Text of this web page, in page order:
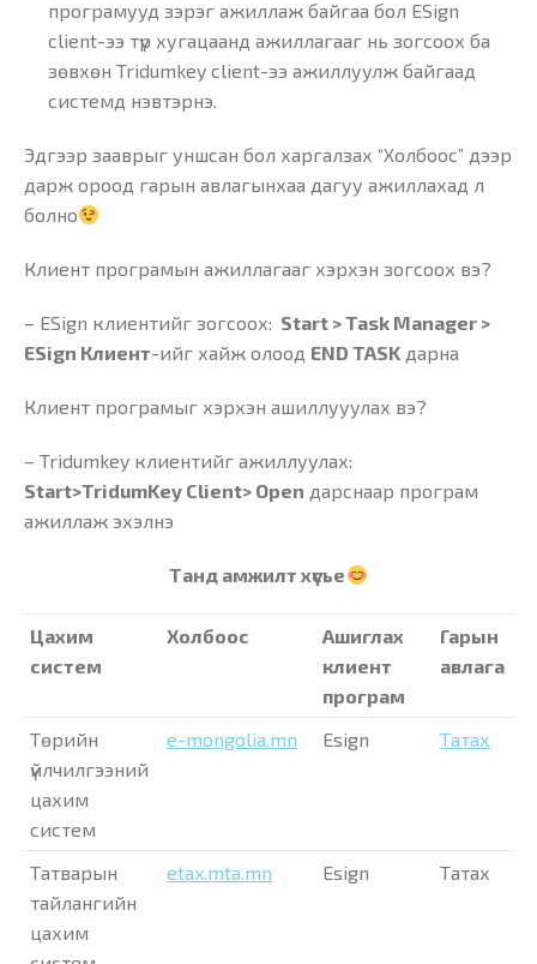
програмууд зэрэг ажиллаж байгаа бол ESign
client-ээ түр хугацаанд ажиллагааг нь зогсоох ба
зөвхөн Tridumkey client-ээ ажиллуулж байгаад
системд нэвтэрнэ.
Эдгээр зааврыг уншсан бол харгалзах “Холбоос” дээр
дарж ороод гарын авлагынхаа дагуу ажиллахад л
болно
Клиент програмын ажиллагааг хэрхэн зогсоох вэ?
– ESign клиентийг зогсоох: Start > Task Manager >
ESign Клиент-ийг хайж олоод END TASK дарна
Клиент програмыг хэрхэн ашиллууулах вэ?
– Tridumkey клиентийг ажиллуулах:
Start>TridumKey Client> Open дарснаар програм
ажиллаж эхэлнэ
Танд амжилт хүсье
Цахим
систем
Холбоос
Ашиглах
клиент
програм
Гарын
авлага
Төрийн
үйлчилгээний
цахим
систем
e-mongolia.mn Esign Татах
Татварын
тайлангийн
цахим
etax.mta.mn Esign Татах